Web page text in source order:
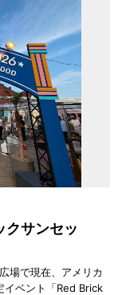
クサンセッ
場で現在、アメリカ
イベント「Red Brick